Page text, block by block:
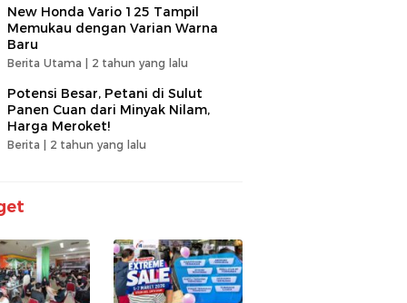
New Honda Vario 125 Tampil
Memukau dengan Varian Warna
Baru
Berita Utama | 2 tahun yang lalu
Potensi Besar, Petani di Sulut
Panen Cuan dari Minyak Nilam,
Harga Meroket!
Berita | 2 tahun yang lalu